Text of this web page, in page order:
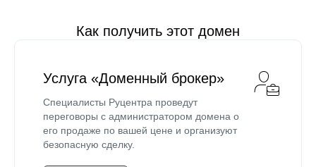
Как получить этот домен
Услуга «Доменный брокер»
Специалисты Руцентра проведут
переговоры с администратором домена о
его продаже по вашей цене и организуют
безопасную сделку.